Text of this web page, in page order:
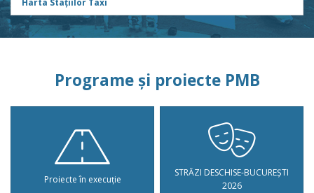
Programe și proiecte PMB
Proiecte în execuție
STRĂZI DESCHISE-BUCUREȘTI
2026